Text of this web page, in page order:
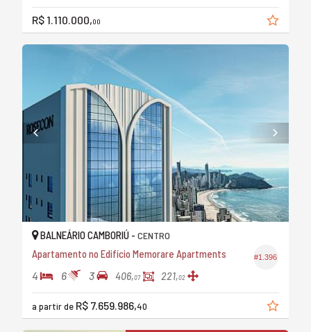
R$ 1.110.000,00
#1.396
BALNEÁRIO CAMBORIÚ - CENTRO
Apartamento no Edifício Memorare Apartments
4 6 3 406,07 221,02
a partir de R$ 7.659.986,40